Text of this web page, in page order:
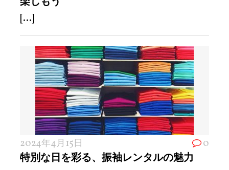
[...]
2024年4月15日 0
特別な日を彩る、振袖レンタルの魅力